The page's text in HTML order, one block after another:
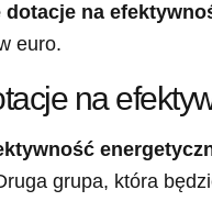
na
euro.
na
grupa, która